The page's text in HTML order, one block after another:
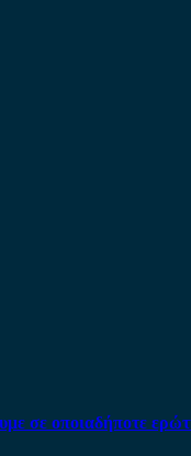
σε οποιαδήποτε